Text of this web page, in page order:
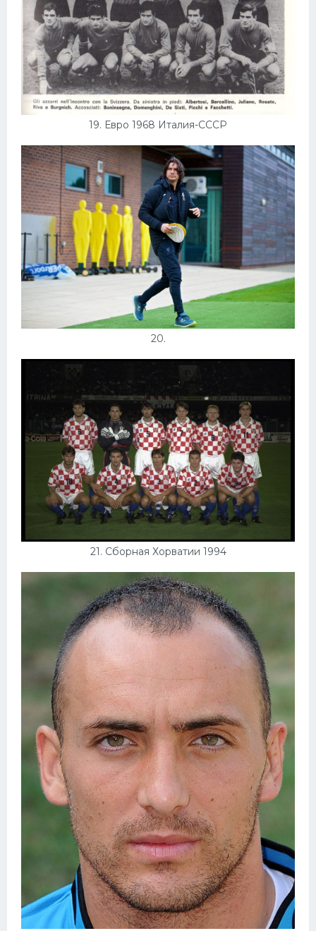
19. Евро 1968 Италия-СССР
20.
21. Сборная Хорватии 1994